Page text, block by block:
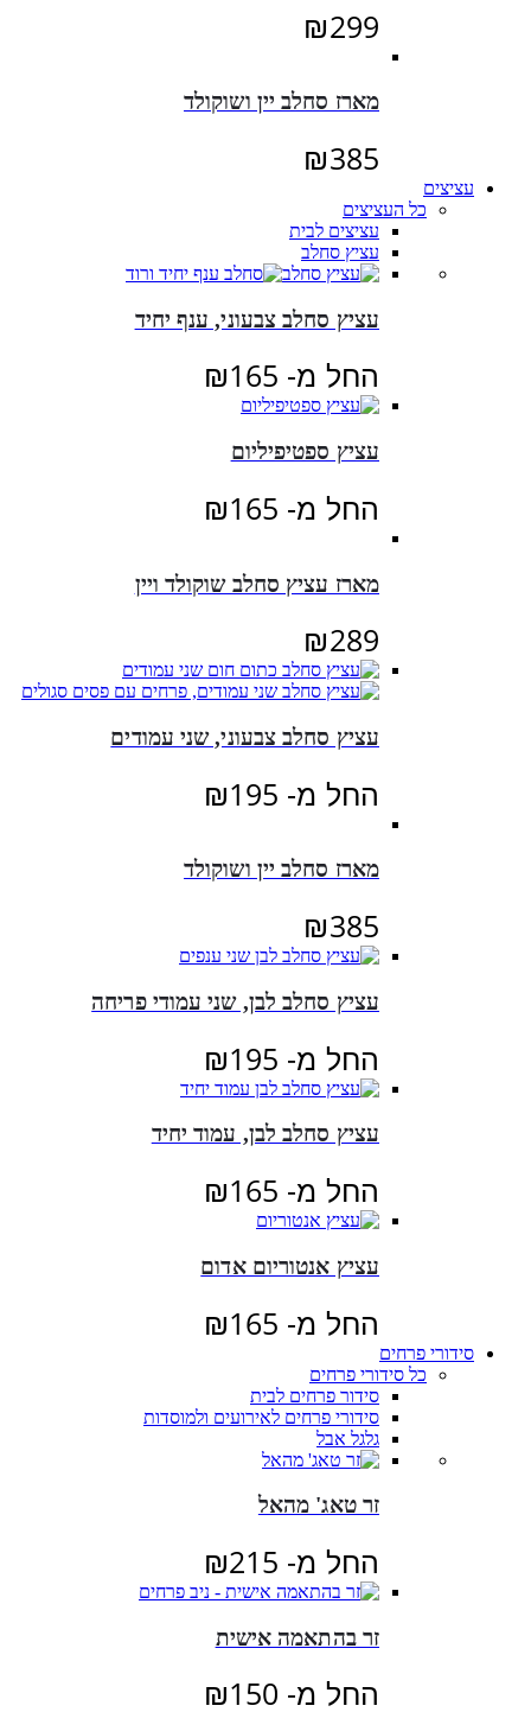
₪299
מארז סחלב יין ושוקולד
₪385
עציצים
כל העציצים
עציצים לבית
עציץ סחלב
עציץ סחלב צבעוני, ענף יחיד
החל מ- ₪165
עציץ ספטיפיליום
החל מ- ₪165
מארז עציץ סחלב שוקולד ויין
₪289
עציץ סחלב צבעוני, שני עמודים
החל מ- ₪195
מארז סחלב יין ושוקולד
₪385
עציץ סחלב לבן, שני עמודי פריחה
החל מ- ₪195
עציץ סחלב לבן, עמוד יחיד
החל מ- ₪165
עציץ אנטוריום אדום
החל מ- ₪165
סידורי פרחים
כל סידורי פרחים
סידור פרחים לבית
סידורי פרחים לאירועים ולמוסדות
גלגל אבל
זר טאג' מהאל
החל מ- ₪215
זר בהתאמה אישית
החל מ- ₪150